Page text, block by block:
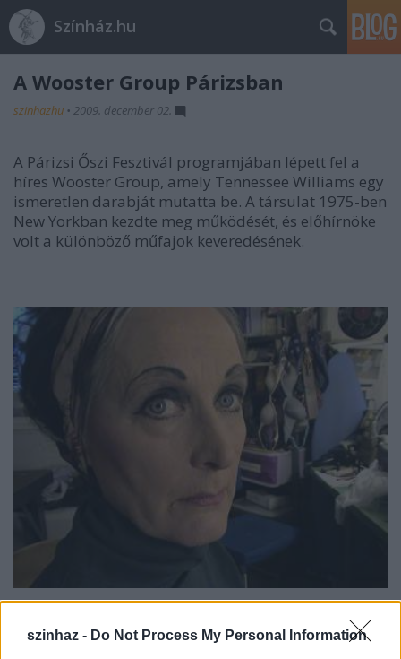
szinhaz - Do Not Process My Personal Information
Színház.hu
A Wooster Group Párizsban
szinhazhu • 2009. december 02.
A Párizsi Őszi Fesztivál programjában lépett fel a
híres Wooster Group, amely Tennessee Williams egy
ismeretlen darabját mutatta be. A társulat 1975-ben
New Yorkban kezdte meg működését, és előhírnöke
volt a különböző műfajok keveredésének.
A Wooster Group híres tagjai között tartjuk számon
Willem Dafoet, valamint az AIDS-en szenvedőRon